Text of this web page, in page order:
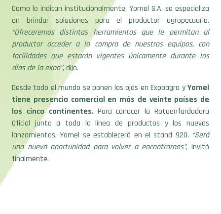
Como lo indican institucionalmente, Yomel S.A. se especializa
en brindar soluciones para el productor agropecuario.
“Ofreceremos distintas herramientas que le permitan al
productor acceder a la compra de nuestros equipos, con
facilidades que estarán vigentes únicamente durante los
días de la expo”, dijo.
Desde todo el mundo se ponen los ojos en Expoagro yYomel
tiene presencia comercial en más de veinte países de
los cinco continentes. Para conocer la Rotoenfardadora
Oficial junto a toda la línea de productos y los nuevos
lanzamientos, Yomel se establecerá en el stand 920. “Será
una nueva oportunidad para volver a encontrarnos”, invitó
finalmente.